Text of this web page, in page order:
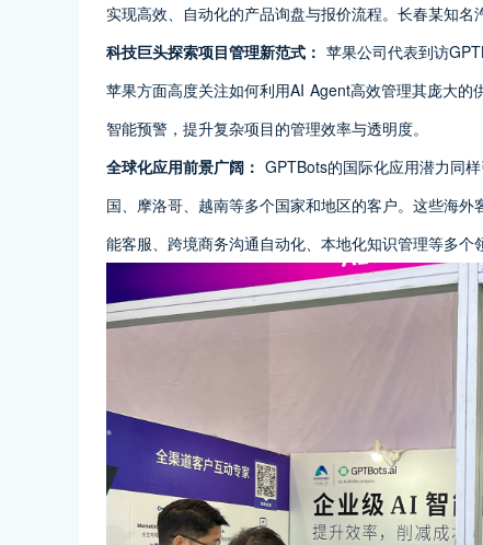
实现高效、自动化的产品询盘与报价流程。长春某知名
科技巨头探索项目管理新范式： 苹果公司代表到访
苹果方面高度关注如何利用AI Agent高效管理其庞大
智能预警，提升复杂项目的管理效率与透明度。
全球化应用前景广阔： GPTBots的国际化应用潜力同
国、摩洛哥、越南等多个国家和地区的客户。这些海
能客服、跨境商务沟通自动化、本地化知识管理等多个